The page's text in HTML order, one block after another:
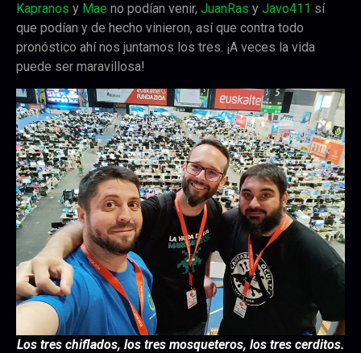
Kapranos y Mae no podían venir, JuanRas y Javo411 sí
que podían y de hecho vinieron, así que contra todo
pronóstico ahí nos juntamos los tres. ¡A veces la vida
puede ser maravillosa!
Los tres chiflados, los tres mosqueteros, los tres cerditos.